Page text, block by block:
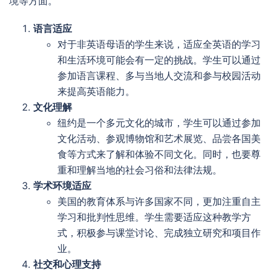
语言适应
对于非英语母语的学生来说，适应全英语的学习
和生活环境可能会有一定的挑战。学生可以通过
参加语言课程、多与当地人交流和参与校园活动
来提高英语能力。
文化理解
纽约是一个多元文化的城市，学生可以通过参加
文化活动、参观博物馆和艺术展览、品尝各国美
食等方式来了解和体验不同文化。同时，也要尊
重和理解当地的社会习俗和法律法规。
学术环境适应
美国的教育体系与许多国家不同，更加注重自主
学习和批判性思维。学生需要适应这种教学方
式，积极参与课堂讨论、完成独立研究和项目作
业。
社交和心理支持